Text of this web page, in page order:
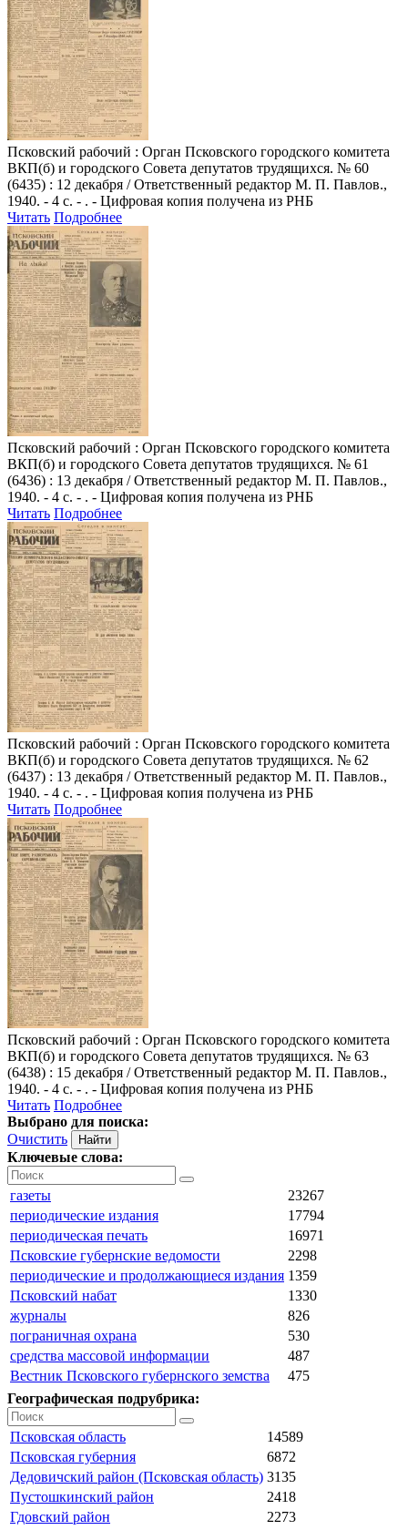
Псковский рабочий : Орган Псковского городского комитета
ВКП(б) и городского Совета депутатов трудящихся. № 60
(6435) : 12 декабря / Ответственный редактор М. П. Павлов.,
1940. - 4 с. - . - Цифровая копия получена из РНБ
Читать Подробнее
Псковский рабочий : Орган Псковского городского комитета
ВКП(б) и городского Совета депутатов трудящихся. № 61
(6436) : 13 декабря / Ответственный редактор М. П. Павлов.,
1940. - 4 с. - . - Цифровая копия получена из РНБ
Читать Подробнее
Псковский рабочий : Орган Псковского городского комитета
ВКП(б) и городского Совета депутатов трудящихся. № 62
(6437) : 13 декабря / Ответственный редактор М. П. Павлов.,
1940. - 4 с. - . - Цифровая копия получена из РНБ
Читать Подробнее
Псковский рабочий : Орган Псковского городского комитета
ВКП(б) и городского Совета депутатов трудящихся. № 63
(6438) : 15 декабря / Ответственный редактор М. П. Павлов.,
1940. - 4 с. - . - Цифровая копия получена из РНБ
Читать Подробнее
Выбрано для поиска:
Очистить
Ключевые слова:
газеты
23267
периодические издания
17794
периодическая печать
16971
Псковские губернские ведомости
2298
периодические и продолжающиеся издания 1359
Псковский набат
1330
журналы
826
пограничная охрана
530
средства массовой информации
487
Вестник Псковского губернского земства
475
Географическая подрубрика:
Псковская область
14589
Псковская губерния
6872
Дедовичский район (Псковская область) 3135
Пустошкинский район
2418
Гдовский район
2273